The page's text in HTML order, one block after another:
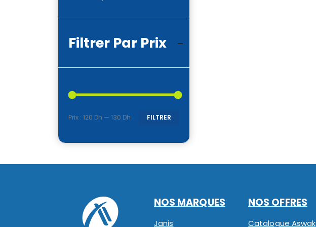
Filtrer Par Prix
FILTRER
Prix : 120 Dh — 130 Dh
NOS MARQUES
Janis
NOS OFFRES
Catalogue Aswak